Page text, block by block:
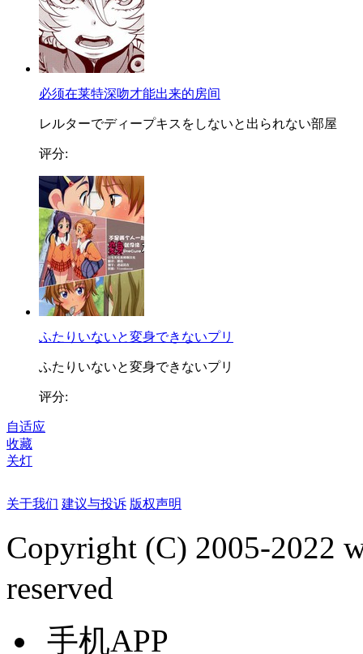
必须在莱特深吻才能出来的房间
レルターでディープキスをしないと出られない部屋
评分:
ふたりいないと変身できないプリ
ふたりいないと変身できないプリ
评分:
自适应
收藏
关灯
关于我们 建议与投诉 版权声明
Copyright (C) 2005-2022
reserved
手机APP